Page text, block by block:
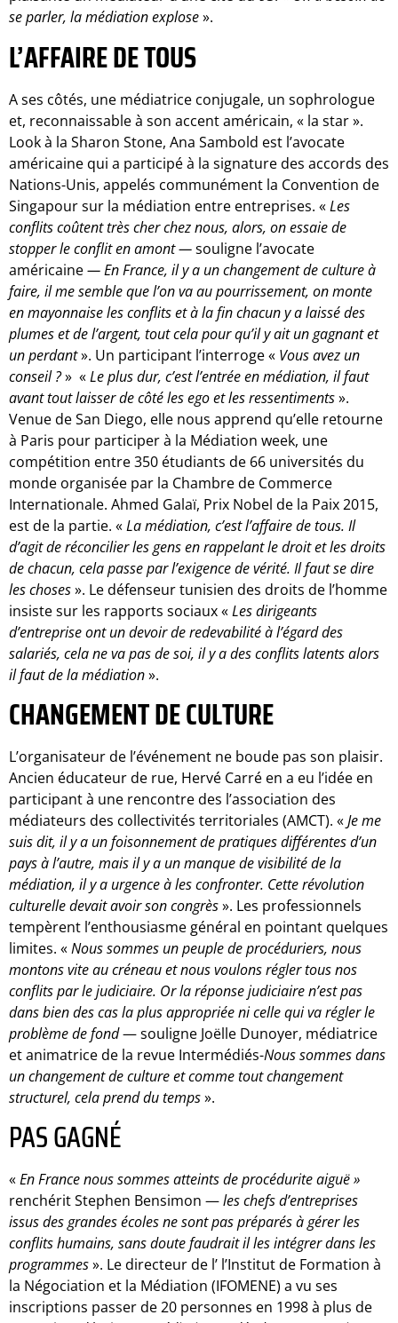
se parler, la médiation explose».
L’AFFAIRE DE TOUS
A ses côtés, une médiatrice conjugale, un sophrologue
et, reconnaissable à son accent américain, « la star ».
Look à la Sharon Stone, Ana Sambold est l’avocate
américaine qui a participé à la signature des accords des
Nations-Unis, appelés communément la Convention de
Singapour sur la médiation entre entreprises. «Les
conflits coûtent très cher chez nous, alors, on essaie de
stopper le conflit en amont —souligne l’avocate
américaine— En France, il y a un changement de culture à
faire, il me semble que l’on va au pourrissement, on monte
en mayonnaise les conflits et à la fin chacun y a laissé des
plumes et de l’argent, tout cela pour qu’il y ait un gagnant et
un perdant». Un participant l’interroge « Vous avez un
conseil ?» «Le plus dur, c’est l’entrée en médiation, il faut
avant tout laisser de côté les ego et les ressentiments».
Venue de San Diego, elle nous apprend qu’elle retourne
à Paris pour participer à la Médiation week, une
compétition entre 350 étudiants de 66 universités du
monde organisée par la Chambre de Commerce
Internationale. Ahmed Galaï, Prix Nobel de la Paix 2015,
est de la partie. «La médiation, c’est l’affaire de tous. Il
d’agit de réconcilier les gens en rappelant le droit et les droits
de chacun, cela passe par l’exigence de vérité. Il faut se dire
les choses». Le défenseur tunisien des droits de l’homme
insiste sur les rapports sociaux «Les dirigeants
d’entreprise ont un devoir de redevabilité à l’égard des
salariés, cela ne va pas de soi, il y a des conflits latents alors
il faut de la médiation».
CHANGEMENT DE CULTURE
L’organisateur de l’événement ne boude pas son plaisir.
Ancien éducateur de rue, Hervé Carré en a eu l’idée en
participant à une rencontre des l’association des
médiateurs des collectivités territoriales (AMCT). «Je me
suis dit, il y a un foisonnement de pratiques différentes d’un
pays à l’autre, mais il y a un manque de visibilité de la
médiation, il y a urgence à les confronter. Cette révolution
culturelle devait avoir son congrès». Les professionnels
tempèrent l’enthousiasme général en pointant quelques
limites. «Nous sommes un peuple de procéduriers, nous
montons vite au créneau et nous voulons régler tous nos
conflits par le judiciaire. Or la réponse judiciaire n’est pas
dans bien des cas la plus appropriée ni celle qui va régler le
problème de fond— souligne Joëlle Dunoyer, médiatrice
et animatrice de la revue Intermédiés-Nous sommes dans
un changement de culture et comme tout changement
structurel, cela prend du temps».
PAS GAGNÉ
«En France nous sommes atteints de procédurite aiguë »
renchérit Stephen Bensimon —les chefs d’entreprises
issus des grandes écoles ne sont pas préparés à gérer les
conflits humains, sans doute faudrait il les intégrer dans les
programmes». Le directeur de l’ l’Institut de Formation à
la Négociation et la Médiation (IFOMENE) a vu ses
inscriptions passer de 20 personnes en 1998 à plus de